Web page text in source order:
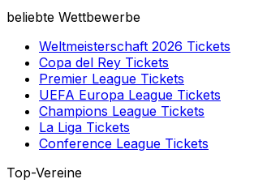
beliebte Wettbewerbe
Weltmeisterschaft 2026 Tickets
Copa del Rey Tickets
Premier League Tickets
UEFA Europa League Tickets
Champions League Tickets
La Liga Tickets
Conference League Tickets
Top-Vereine